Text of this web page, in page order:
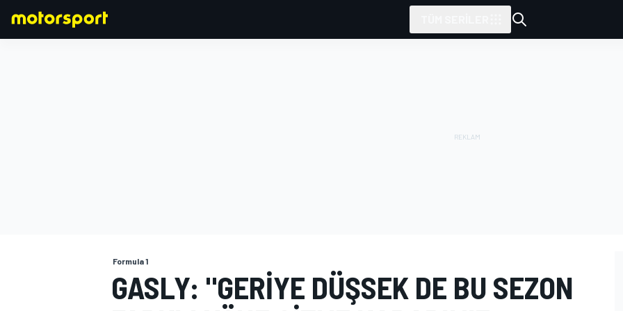
Formula 1
GASLY: "GERIYE DÜŞSEK DE BU SEZON